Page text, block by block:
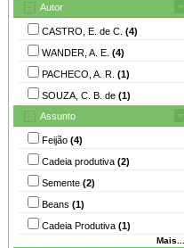
Autor
CASTRO, E. de C. (4)
WANDER, A. E. (4)
PACHECO, A. R. (1)
SOUZA, C. B. de (1)
Assunto
Feijão (4)
Cadeia produtiva (2)
Semente (2)
Beans (1)
Cadeia Produtiva (1)
Mais...